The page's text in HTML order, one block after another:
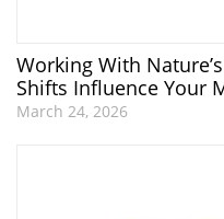
Working With
Shifts Influence Your
March 24, 2026